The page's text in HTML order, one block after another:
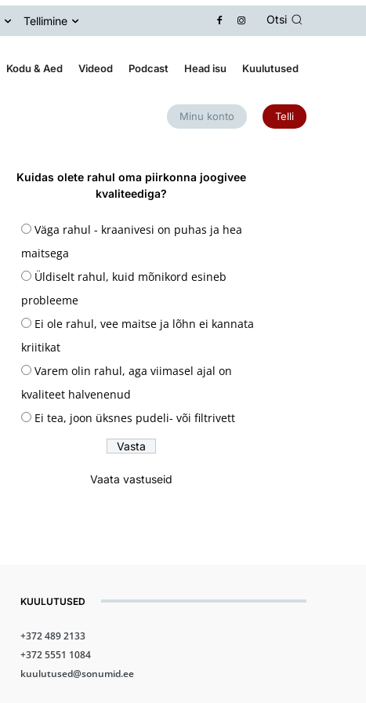
Tellimine Otsi
Kodu & Aed Videod Podcast Head isu Kuulutused
Minu konto Telli
Kuidas olete rahul oma piirkonna joogivee
kvaliteediga?
Väga rahul - kraanivesi on puhas ja hea
maitsega
Üldiselt rahul, kuid mõnikord esineb
probleeme
Ei ole rahul, vee maitse ja lõhn ei kannata
kriitikat
Varem olin rahul, aga viimasel ajal on
kvaliteet halvenenud
Ei tea, joon üksnes pudeli- või filtrivett
Vaata vastuseid
KUULUTUSED
+372 489 2133
+372 5551 1084
kuulutused@sonumid.ee